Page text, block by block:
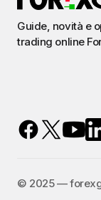
Guide, novità e
trading online
©️ 2025 —